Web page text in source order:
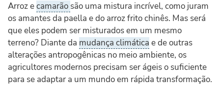
Arroz ecamarão são uma mistura incrível, como juram
os amantes da paella e do arroz frito chinês. Mas será
que eles podem ser misturados em um mesmo
terreno? Diante da mudança climática e de outras
alterações antropogênicas no meio ambiente, os
agricultores modernos precisam ser ágeis o suficiente
para se adaptar a um mundo em rápida transformação.